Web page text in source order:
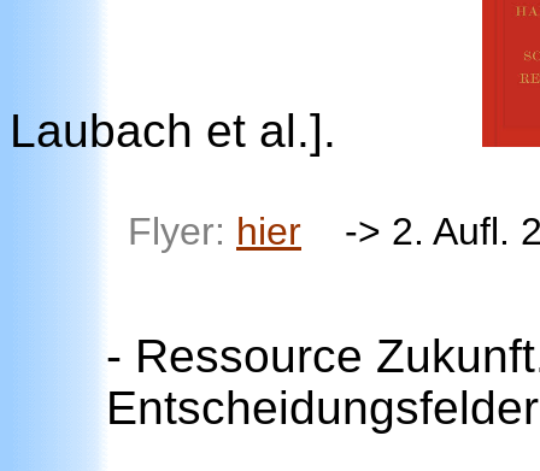
Laubach et al.].
Flyer: hier -> 2. Aufl.
- Ressource